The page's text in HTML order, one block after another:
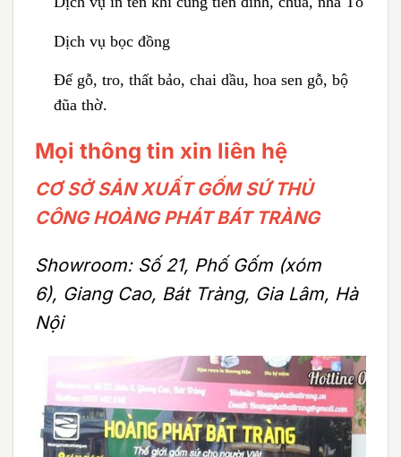
Dịch vụ bọc đồng
Đế gỗ, tro, thất bảo, chai dầu, hoa sen gỗ, bộ
đũa thờ.
Mọi thông tin xin liên hệ
CƠ SỞ SẢN XUẤT GỐM SỨ THỦ
CÔNG HOÀNG PHÁT BÁT TRÀNG
Showroom: Số 21, Phố Gốm (xóm
6), Giang Cao, Bát Tràng, Gia Lâm, Hà
Nội